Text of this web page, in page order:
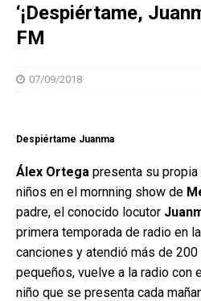
‘¡Despiértame,
FM
07/09/2018
Despiértame Juanma
Álex Ortega presenta su
niños en el mornning show de
padre, el conocido locutor
primera temporada de radio en
canciones y atendió más de
pequeños, vuelve a la radio con
niño que se presenta cada